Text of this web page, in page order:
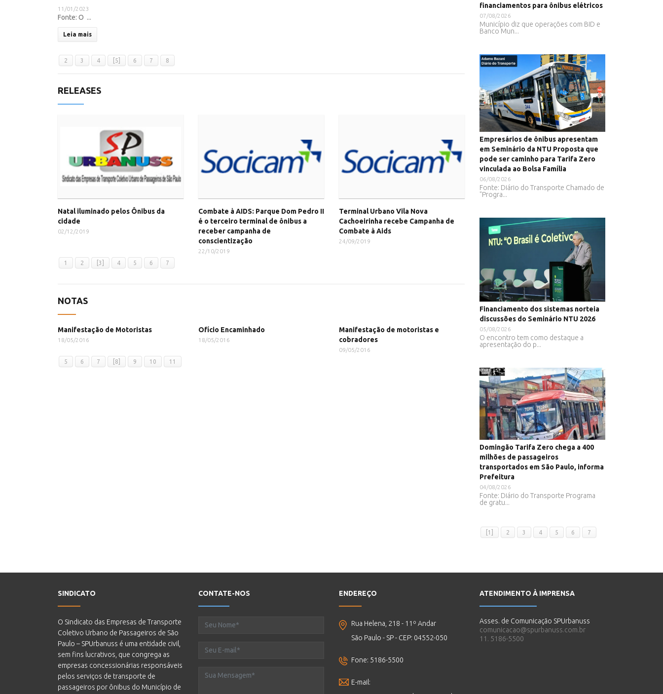
11/01/2023
Fonte: O ...
Leia mais
2 3 4 [5] 6 7 8
RELEASES
Natal iluminado pelos Ônibus da
cidade
02/12/2019
Combate à AIDS: Parque Dom Pedro II
é o terceiro terminal de ônibus a
receber campanha de
conscientização
22/10/2019
Terminal Urbano Vila Nova
Cachoeirinha recebe Campanha de
Combate à Aids
24/09/2019
1 2 [3] 4 5 6 7
NOTAS
Manifestação de Motoristas
18/05/2016
Ofício Encaminhado
18/05/2016
Manifestação de motoristas e
cobradores
09/05/2016
5
6 7 [8] 9 10 11
financiamentos para ônibus elétricos
07/08/2026
Município diz que operações com BID e
Banco Mun...
Empresários de ônibus apresentam
em Seminário da NTU Proposta que
pode ser caminho para Tarifa Zero
vinculada ao Bolsa Família
06/08/2026
Fonte: Diário do Transporte Chamado de
"Progra...
Financiamento dos sistemas norteia
discussões do Seminário NTU 2026
05/08/2026
O encontro tem como destaque a
apresentação do p...
Domingão Tarifa Zero chega a 400
milhões de passageiros
transportados em São Paulo, informa
Prefeitura
04/08/2026
Fonte: Diário do Transporte Programa
de gratu...
[1] 2 3 4 5 6 7
SINDICATO
O Sindicato das Empresas de Transporte
Coletivo Urbano de Passageiros de São
Paulo – SPUrbanuss é uma entidade civil,
sem fins lucrativos, que congrega as
empresas concessionárias responsáveis
pelos serviços de transporte de
passageiros por ônibus do Município de
CONTATE-NOS ENDEREÇO
Rua Helena, 218 - 11º Andar
São Paulo - SP - CEP: 04552-050
Fone: 5186-5500
E-mail:
ATENDIMENTO À IMPRENSA
Asses. de Comunicação SPUrbanuss
comunicacao@spurbanuss.com.br
11. 5186-5500